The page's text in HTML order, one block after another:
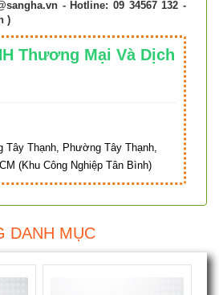
- Hotline: 09 34567 132 -
)
Thương Mại Và Dịch
Tây Thạnh, Phường Tây Thạnh,
(Khu Công Nghiệp Tân Bình)
DANH MỤC